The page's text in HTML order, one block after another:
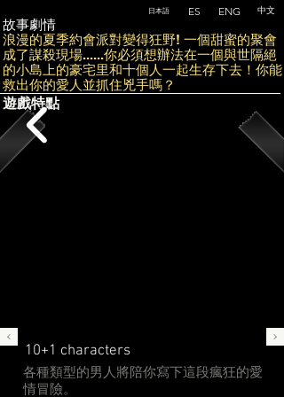
ENG
ES
日本語 中文
​故事劇情
浪漫的夏季約會派對變得狂野! 一個甜蜜的聚會
成了謀殺現場......你必須想辦法在一個與世隔絕
的小島上的豪宅里和十個人一起生存下去！你能
救出你的愛人並抓住兇手嗎？
​遊戲特點
10+1 characters
各種類型的男人將陪你寫下這段瘋狂的愛
情冒險。